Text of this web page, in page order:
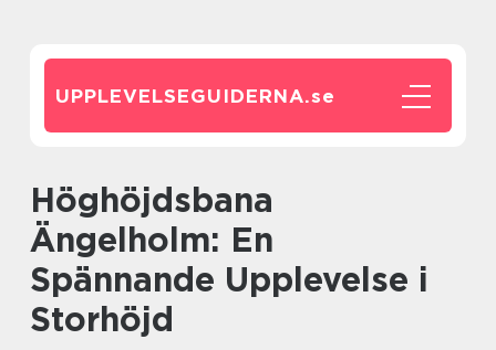
UPPLEVELSEGUIDERNA.se
Höghöjdsbana
Ängelholm: En
Spännande Upplevelse i
Storhöjd